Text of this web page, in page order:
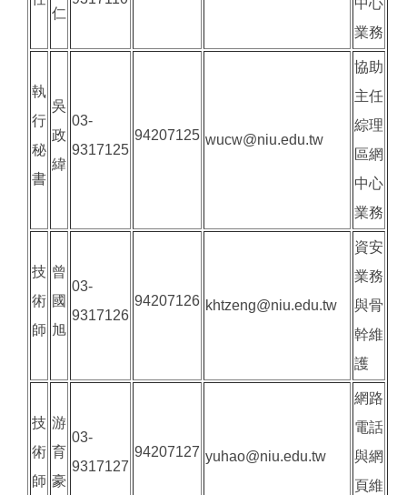
仁
中心
業務
執
行
秘
書
吳
政
緯
03-
9317125
94207125 wucw@niu.edu.tw
協助
主任
綜理
區網
中心
業務
技
術
師
曾
國
旭
03-
9317126
94207126 khtzeng@niu.edu.tw
資安
業務
與骨
幹維
護
技
術
師
游
育
豪
03-
9317127
94207127 yuhao@niu.edu.tw
網路
電話
與網
頁維